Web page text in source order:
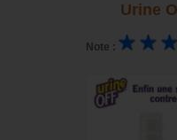
Urine
Note :